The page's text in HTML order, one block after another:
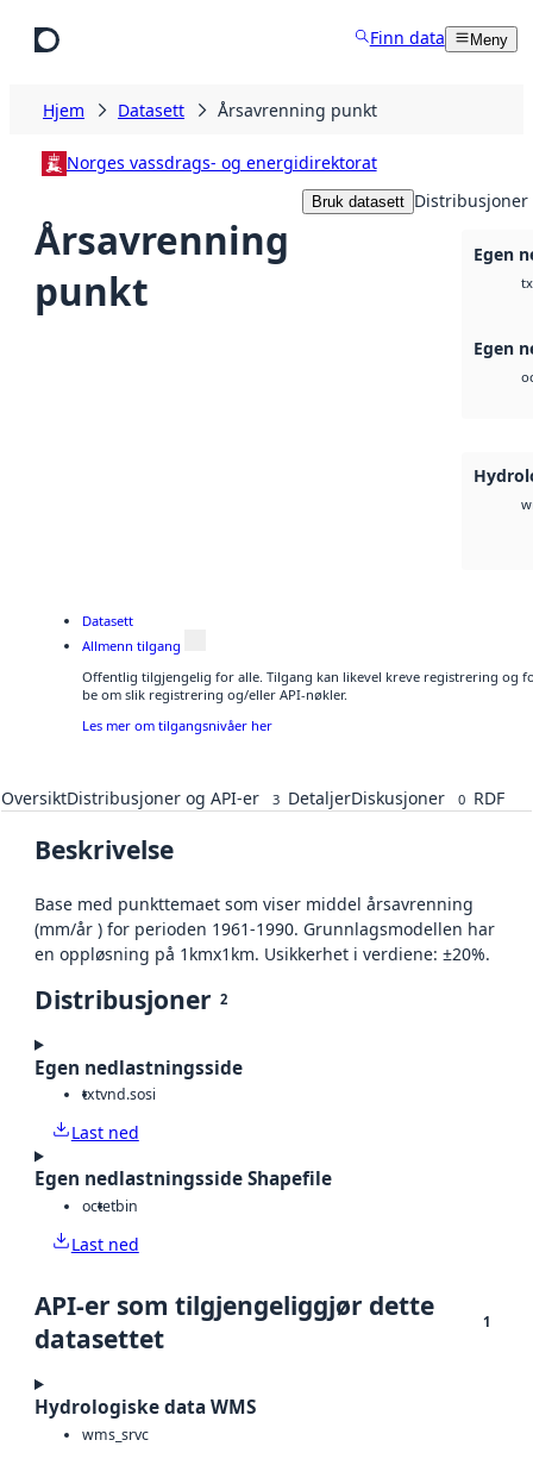
Finn data Meny
Hjem Datasett Årsavrenning punkt
Norges vassdrags- og energidirektorat
Årsavrenning
punkt
Bruk datasett Distribusjoner
Egen
Egen
Datasett
Allmenn tilgang
Offentlig tilgjengelig for alle. Tilgang kan likevel kreve registrering og
be om slik registrering og/eller API-nøkler.
Les mer om tilgangsnivåer her
OversiktDistribusjoner og API-er 3 DetaljerDiskusjoner 0 RDF
Beskrivelse
Base med punkttemaet som viser middel årsavrenning
(mm/år ) for perioden 1961-1990. Grunnlagsmodellen har
en oppløsning på 1kmx1km. Usikkerhet i verdiene: ±20%.
Distribusjoner 2
Egen nedlastningsside
txtvnd.sosi
Last ned
Egen nedlastningsside Shapefile
octetbin
Last ned
API-er som tilgjengeliggjør dette
datasettet
1
Hydrologiske data WMS
wms_srvc